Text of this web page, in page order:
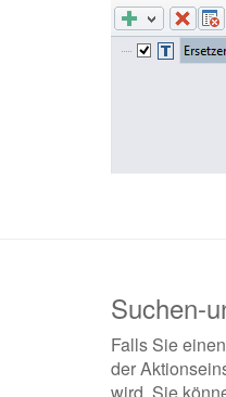
Suchen-
Falls Sie
der